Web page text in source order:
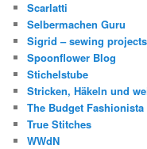
Scarlatti
Selbermachen Guru
Sigrid – sewing projects
Spoonflower Blog
Stichelstube
Stricken, Häkeln und
The Budget Fashionista
True Stitches
WWdN